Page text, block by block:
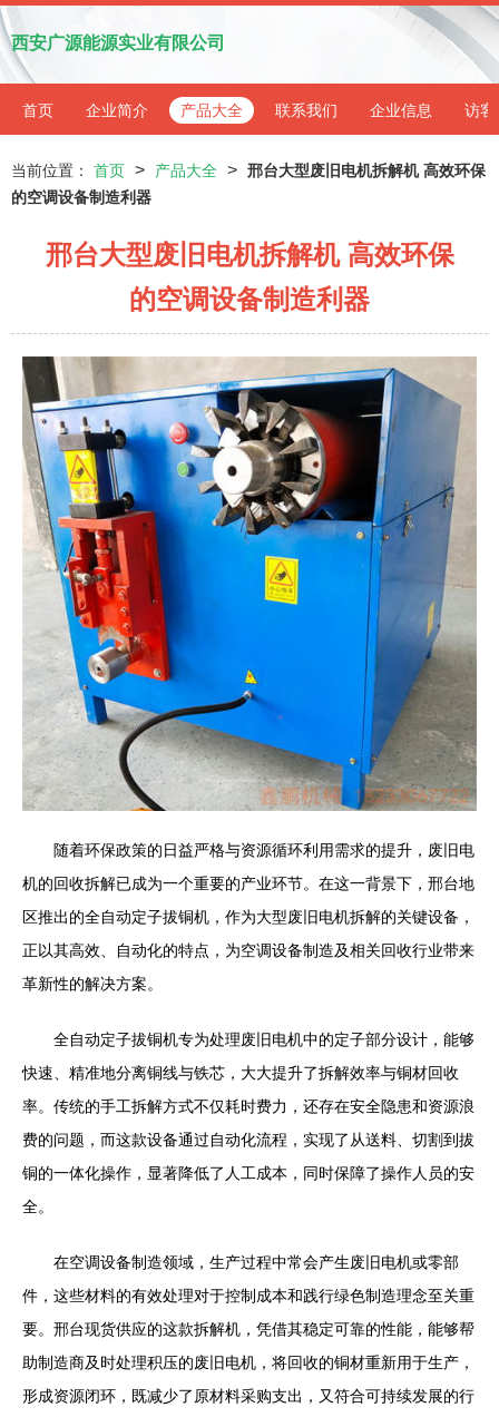
西安广源能源实业有限公司
首页 企业简介 产品大全 联系我们 企业信息 访客
当前位置： 首页 > 产品大全 > 邢台大型废旧电机拆解机 高效环保
的空调设备制造利器
邢台大型废旧电机拆解机 高效环保
的空调设备制造利器
随着环保政策的日益严格与资源循环利用需求的提升，废旧电
机的回收拆解已成为一个重要的产业环节。在这一背景下，邢台地
区推出的全自动定子拔铜机，作为大型废旧电机拆解的关键设备，
正以其高效、自动化的特点，为空调设备制造及相关回收行业带来
革新性的解决方案。
全自动定子拔铜机专为处理废旧电机中的定子部分设计，能够
快速、精准地分离铜线与铁芯，大大提升了拆解效率与铜材回收
率。传统的手工拆解方式不仅耗时费力，还存在安全隐患和资源浪
费的问题，而这款设备通过自动化流程，实现了从送料、切割到拔
铜的一体化操作，显著降低了人工成本，同时保障了操作人员的安
全。
在空调设备制造领域，生产过程中常会产生废旧电机或零部
件，这些材料的有效处理对于控制成本和践行绿色制造理念至关重
要。邢台现货供应的这款拆解机，凭借其稳定可靠的性能，能够帮
助制造商及时处理积压的废旧电机，将回收的铜材重新用于生产，
形成资源闭环，既减少了原材料采购支出，又符合可持续发展的行